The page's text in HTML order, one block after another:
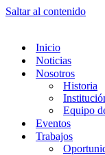
Saltar al contenido
Inicio
Noticias
Nosotros
Historia
Equipo
Eventos
Trabajos